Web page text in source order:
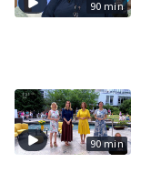
90 min
90 min